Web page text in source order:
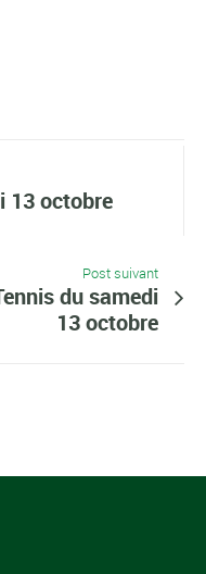
13 octobre
Post suivant
du samedi
13 octobre